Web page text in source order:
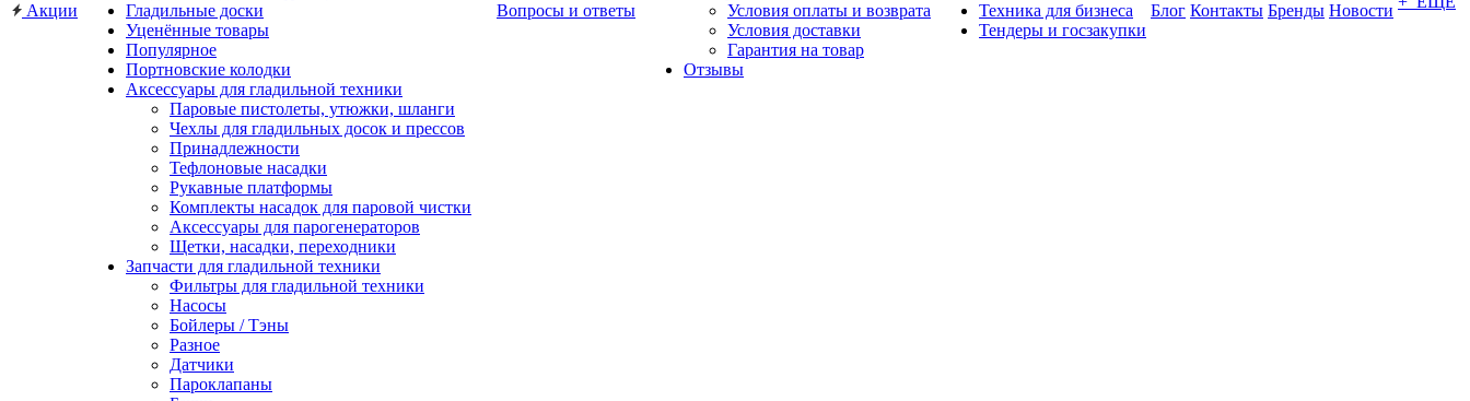
Акции
Гладильные доски
Уценённые товары
Популярное
Портновские колодки
Аксессуары для гладильной техники
Паровые пистолеты, утюжки, шланги
Чехлы для гладильных досок и прессов
Принадлежности
Тефлоновые насадки
Рукавные платформы
Комплекты насадок для паровой чистки
Аксессуары для парогенераторов
Щетки, насадки, переходники
Запчасти для гладильной техники
Фильтры для гладильной техники
Насосы
Бойлеры / Тэны
Разное
Датчики
Пароклапаны
Вопросы и ответы
Условия оплаты и возврата
Условия доставки
Гарантия на товар
Отзывы
Техника для бизнеса
Тендеры и госзакупки
Блог Контакты Бренды Новости